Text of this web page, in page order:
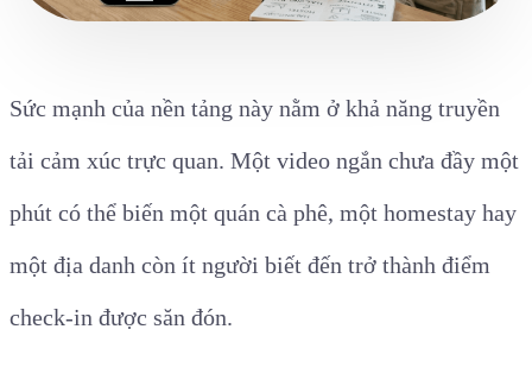
Sức mạnh của nền tảng này nằm ở khả năng truyền
tải cảm xúc trực quan. Một video ngắn chưa đầy một
phút có thể biến một quán cà phê, một homestay hay
một địa danh còn ít người biết đến trở thành điểm
check-in được săn đón.